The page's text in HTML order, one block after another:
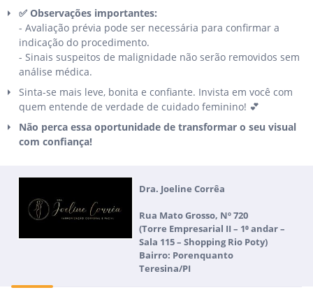
✅ Observações importantes:
- Avaliação prévia pode ser necessária para confirmar a
indicação do procedimento.
- Sinais suspeitos de malignidade não serão removidos sem
análise médica.
Sinta-se mais leve, bonita e confiante. Invista em você com
quem entende de verdade de cuidado feminino! 💕
Não perca essa oportunidade de transformar o seu visual
com confiança!
Dra. Joeline Corrêa
Rua Mato Grosso, Nº 720
(Torre Empresarial II – 1⁰ andar –
Sala 115 – Shopping Rio Poty)
Bairro: Porenquanto
Teresina/PI